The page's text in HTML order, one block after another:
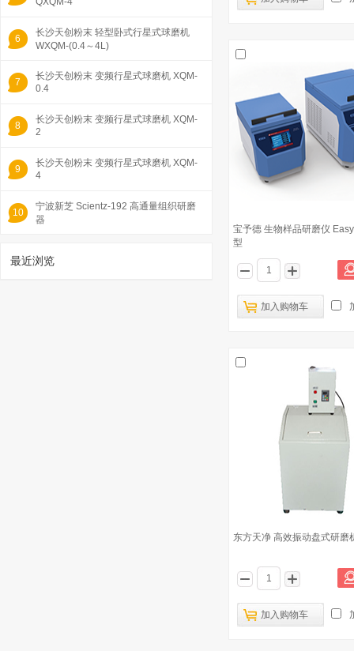
6
长沙天创粉末 轻型卧式行星式球磨机
WXQM-(0.4～4L)
7
长沙天创粉末 变频行星式球磨机 XQM-
0.4
8
长沙天创粉末 变频行星式球磨机 XQM-
2
9
长沙天创粉末 变频行星式球磨机 XQM-
4
10
宁波新芝 Scientz-192 高通量组织研磨
器
最近浏览
宝予德 生物样品研磨仪
型
加入购物车
东方天净 高效振动盘式研磨
加入购物车